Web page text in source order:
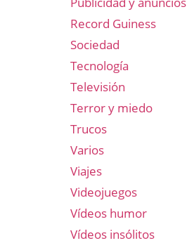
Record Guiness
Sociedad
Tecnología
Televisión
Terror y miedo
Trucos
Varios
Viajes
Videojuegos
Vídeos humor
Vídeos insólitos